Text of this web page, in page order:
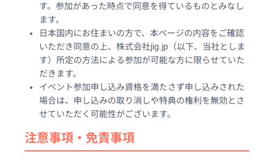
す。参加があった時点で同意を得ているものとみなし
ます。
日本国内にお住まいの方で、本ページの内容をご確認
いただき同意の上、株式会社jig.jp（以下、当社としま
す）所定の方法による参加が可能な方に限らせていた
だきます。
イベント参加申し込み資格を満たさず申し込みされた
場合は、申し込みの取り消しや特典の権利を無効とさ
せていただく可能性がございます。
注意事項・免責事項